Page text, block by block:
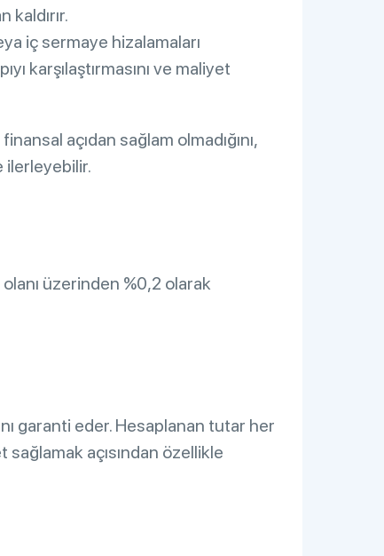
iç sermaye hizalamaları
karşılaştırmasını ve maliyet
açıdan sağlam olmadığını,
ilerleyebilir.
üzerinden %0,2 olarak
garanti eder. Hesaplanan tutar her
sağlamak açısından özellikle